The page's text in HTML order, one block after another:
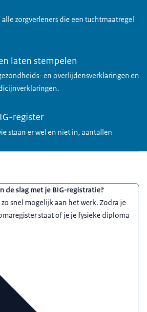
alle zorgverleners die een tuchtmaatregel
laten stempelen
en overlijdensverklaringen en
register
staan er wel en niet in, aantallen
de slag met je BIG-registratie?
snel mogelijk aan het werk. Zodra je
staat of je je fysieke diploma